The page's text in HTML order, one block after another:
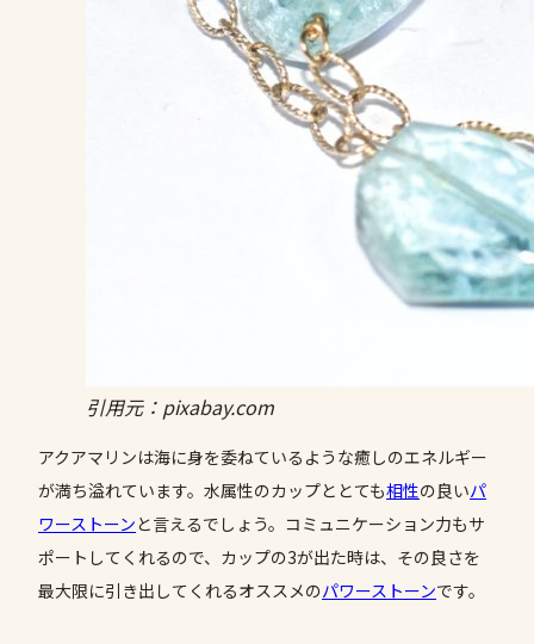
引用元：pixabay.com
アクアマリンは海に身を委ねているような癒しのエネルギー
が満ち溢れています。水属性のカップととても相性の良いパ
ワーストーンと言えるでしょう。コミュニケーション力もサ
ポートしてくれるので、カップの3が出た時は、その良さを
最大限に引き出してくれるオススメのパワーストーンです。